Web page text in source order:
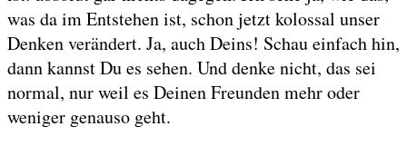
was da im Entstehen ist, schon jetzt kolossal unser
Denken verändert. Ja, auch Deins! Schau einfach hin,
dann kannst Du es sehen. Und denke nicht, das sei
normal, nur weil es Deinen Freunden mehr oder
weniger genauso geht.